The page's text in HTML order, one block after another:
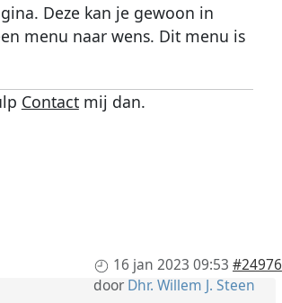
Deze kan je gewoon in
menu naar wens. Dit menu is
Contactmij dan.
16 jan 2023 09:53 #24976
door Dhr. Willem J. Steen